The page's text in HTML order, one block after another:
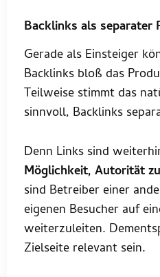
Backlinks als separater
Gerade als Einsteiger
Backlinks bloß das
Teilweise stimmt das
sinnvoll, Backlinks
Denn Links sind
Möglichkeit, Autorität
sind Betreiber einer
eigenen Besucher auf
weiterzuleiten.
Zielseite relevant sein.